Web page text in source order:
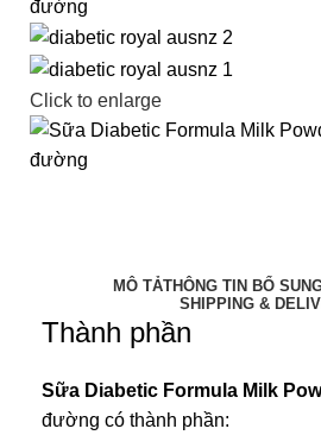
Click to enlarge
MÔ TẢTHÔNG TIN BỔ
SHIPPING &
Thành phần
Sữa Diabetic Formula Milk
đường có thành phần: